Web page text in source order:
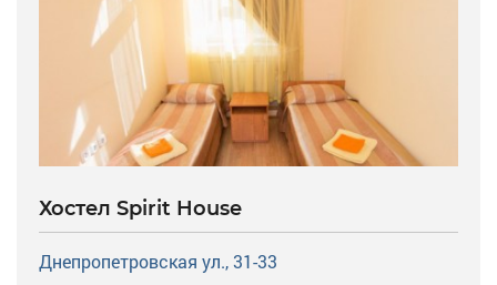
Хостел Spirit House
Днепропетровская ул., 31-33